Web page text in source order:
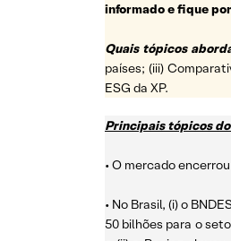
informado e fique
Quais tópicos
países; (iii)
ESG da XP.
Principais tópicos
• O mercado
• No Brasil, (i) o
50 bilhões para o